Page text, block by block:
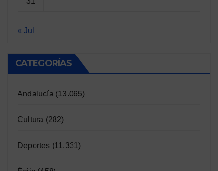
« Jul
CATEGORÍAS
Andalucía (13.065)
Cultura (282)
Deportes (11.331)